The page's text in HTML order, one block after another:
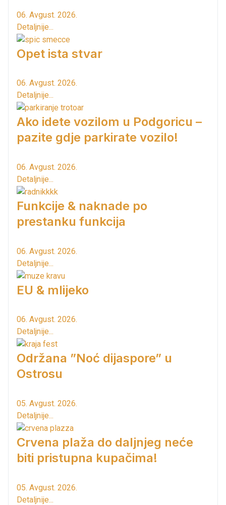
06. Avgust. 2026.
Detaljnije...
Opet ista stvar
06. Avgust. 2026.
Detaljnije...
Ako idete vozilom u Podgoricu –
pazite gdje parkirate vozilo!
06. Avgust. 2026.
Detaljnije...
Funkcije & naknade po
prestanku funkcija
06. Avgust. 2026.
Detaljnije...
EU & mlijeko
06. Avgust. 2026.
Detaljnije...
Održana ”Noć dijaspore” u
Ostrosu
05. Avgust. 2026.
Detaljnije...
Crvena plaža do daljnjeg neće
biti pristupna kupačima!
05. Avgust. 2026.
Detaljnije...